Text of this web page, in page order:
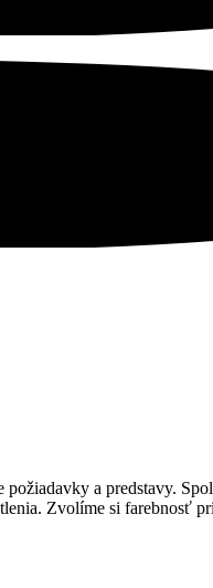
a predstavy.
Zvolíme si farebnosť